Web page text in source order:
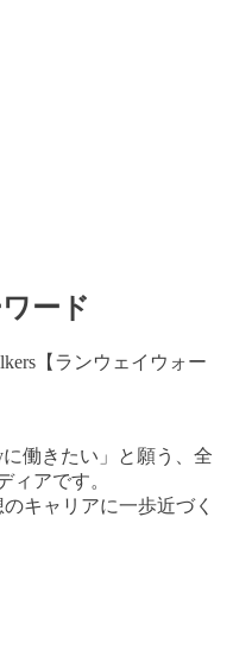
ード
働きたい」と願う、全
ィアです。
キャリアに一歩近づく